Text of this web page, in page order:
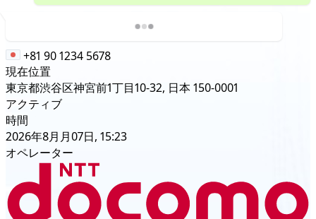
+81 90 1234 5678
現在位置
東京都渋谷区神宮前1丁目10-32, 日本 150-0001
アクティブ
時間
2026年8月月07日, 15:23
オペレーター